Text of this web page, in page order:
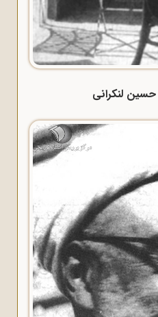
لنکرانی